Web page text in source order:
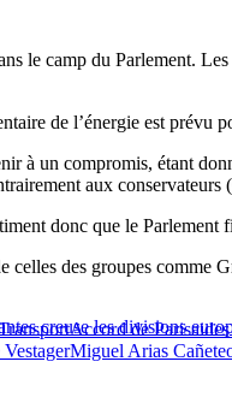
le camp du Parlement.
de l’énergie est prévu
à un compromis, étant
aux
donc que le
celles des groupes comme
creuse les divisions
Accord de Paris
Miguel Arias Cañete